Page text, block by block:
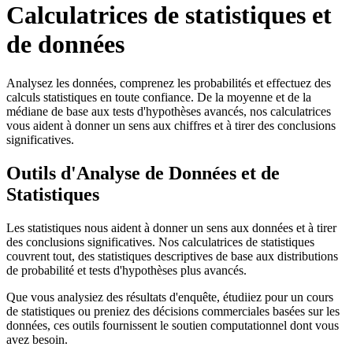
Calculatrices de statistiques et
de données
Analysez les données, comprenez les probabilités et effectuez des
calculs statistiques en toute confiance. De la moyenne et de la
médiane de base aux tests d'hypothèses avancés, nos calculatrices
vous aident à donner un sens aux chiffres et à tirer des conclusions
significatives.
Outils d'Analyse de Données et de
Statistiques
Les statistiques nous aident à donner un sens aux données et à tirer
des conclusions significatives. Nos calculatrices de statistiques
couvrent tout, des statistiques descriptives de base aux distributions
de probabilité et tests d'hypothèses plus avancés.
Que vous analysiez des résultats d'enquête, étudiiez pour un cours
de statistiques ou preniez des décisions commerciales basées sur les
données, ces outils fournissent le soutien computationnel dont vous
avez besoin.